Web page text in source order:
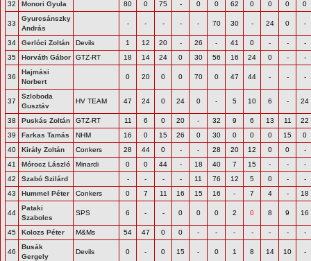
32
Monori Gyula 80 0 75 - 0 0 62 0 0 0 0
33
Gyurcsánszky
András
- - - - - 70 30 - 24 0 -
34 Gerlóci Zoltán Devils 1 12 20 - 26 - 41 0 - -
-
35
Horváth Gábor GTZ-RT 18 14 24 0 30 56 16 24 0 - -
36
Hajmási
Norbert
0 20 0 0 70 0 47 44 - - -
37
Szloboda
Gusztáv
HV TEAM 47 24 0 24 0 - 5 10 6 - 24
38 Puskás Zoltán GTZ-RT 11 6 0 20 - 32 9 6 13 11
22
39
Farkas Tamás NHM 16 0 15 26 0 30 0 0 0 15
0
40
Király Zoltán Conkers 28 44 0 - - 28 20 12 0 0
-
41
Mórocz László Minardi 0 0 44 - 18 40 7 15 - -
-
42
Szabó Szilárd - - - - 11 76 12 5 0 -
-
43
Hummel Péter Conkers 0 7 11 16 15 16 - 7 4 - 18
44
Pataki
Szabolcs
SPS 6 - - 0 0 0 2 0 8 9 16
45 Kolozs Péter M&Ms 54 47 0 0 - - - - - - -
46
Busák
Gergely
Devils 0 - 0 15 - 0 1 8 14 10 -